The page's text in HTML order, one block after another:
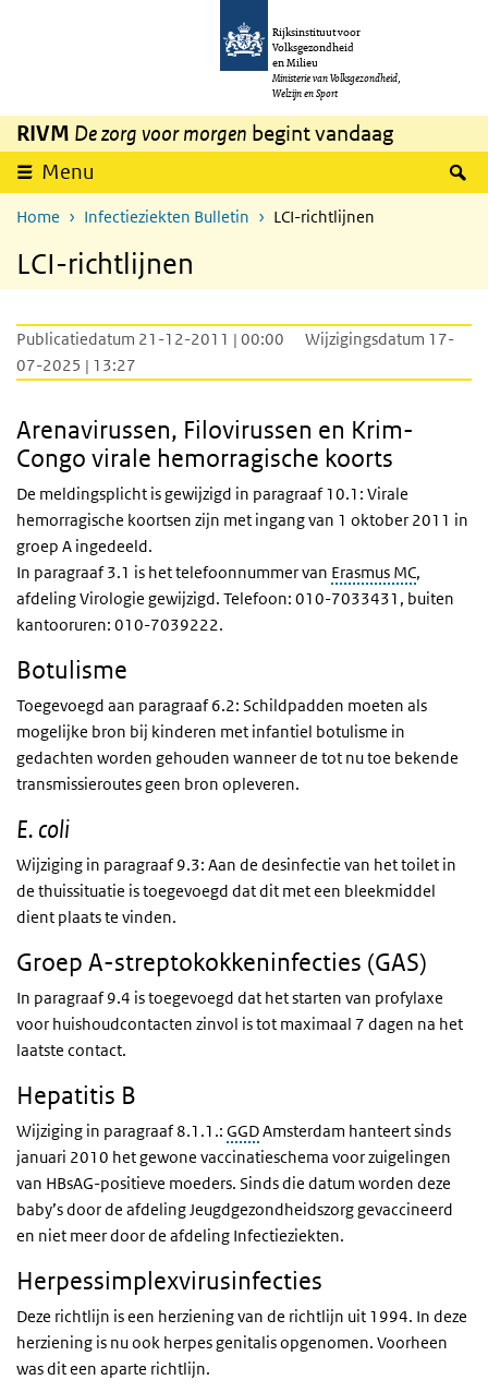
Overslaan en naar de inhoud gaan
Rijksinstituut voor
Volksgezondheid
en Milieu
Ministerie van Volksgezondheid,
Welzijn en Sport
RIVM De zorg voor morgen begint vandaag
Menu
Home Infectieziekten Bulletin LCI-richtlijnen
LCI-richtlijnen
Publicatiedatum 21-12-2011 | 00:00
Wijzigingsdatum 17-
07-2025 | 13:27
Arenavirussen, Filovirussen en Krim-
Congo virale hemorragische koorts
De meldingsplicht is gewijzigd in paragraaf 10.1: Virale
hemorragische koortsen zijn met ingang van 1 oktober 2011 in
groep A ingedeeld.
In paragraaf 3.1 is het telefoonnummer van Erasmus MC,
afdeling Virologie gewijzigd. Telefoon: 010-7033431, buiten
kantooruren: 010-7039222.
Botulisme
Toegevoegd aan paragraaf 6.2: Schildpadden moeten als
mogelijke bron bij kinderen met infantiel botulisme in
gedachten worden gehouden wanneer de tot nu toe bekende
transmissieroutes geen bron opleveren.
E. coli
Wijziging in paragraaf 9.3: Aan de desinfectie van het toilet in
de thuissituatie is toegevoegd dat dit met een bleekmiddel
dient plaats te vinden.
Groep A-streptokokkeninfecties (GAS)
In paragraaf 9.4 is toegevoegd dat het starten van profylaxe
voor huishoudcontacten zinvol is tot maximaal 7 dagen na het
laatste contact.
Hepatitis B
Wijziging in paragraaf 8.1.1.: GGDAmsterdam hanteert sinds
januari 2010 het gewone vaccinatieschema voor zuigelingen
van HBsAG-positieve moeders. Sinds die datum worden deze
baby’s door de afdeling Jeugdgezondheidszorg gevaccineerd
en niet meer door de afdeling Infectieziekten.
Herpessimplexvirusinfecties
Deze richtlijn is een herziening van de richtlijn uit 1994. In deze
herziening is nu ook herpes genitalis opgenomen. Voorheen
was dit een aparte richtlijn.